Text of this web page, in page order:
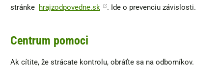
stránke hrajzodpovedne.sk . Ide o prevenciu závislosti.
Centrum pomoci
Ak cítite, že strácate kontrolu, obráťte sa na odborníkov.